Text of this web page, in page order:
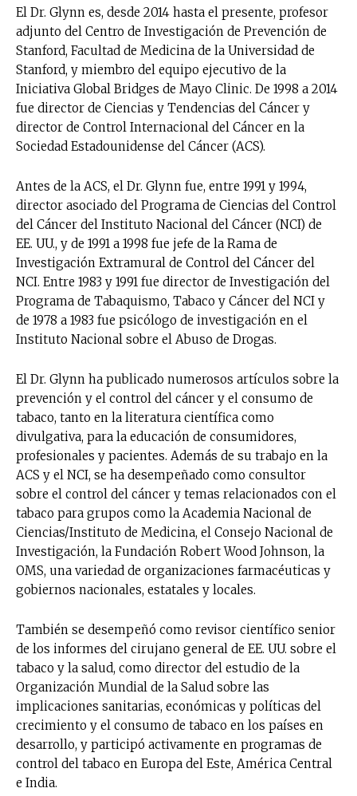
El Dr. Glynn es, desde 2014 hasta el presente, profesor
adjunto del Centro de Investigación de Prevención de
Stanford, Facultad de Medicina de la Universidad de
Stanford, y miembro del equipo ejecutivo de la
Iniciativa Global Bridges de Mayo Clinic. De 1998 a 2014
fue director de Ciencias y Tendencias del Cáncer y
director de Control Internacional del Cáncer en la
Sociedad Estadounidense del Cáncer (ACS).
Antes de la ACS, el Dr. Glynn fue, entre 1991 y 1994,
director asociado del Programa de Ciencias del Control
del Cáncer del Instituto Nacional del Cáncer (NCI) de
EE. UU., y de 1991 a 1998 fue jefe de la Rama de
Investigación Extramural de Control del Cáncer del
NCI. Entre 1983 y 1991 fue director de Investigación del
Programa de Tabaquismo, Tabaco y Cáncer del NCI y
de 1978 a 1983 fue psicólogo de investigación en el
Instituto Nacional sobre el Abuso de Drogas.
El Dr. Glynn ha publicado numerosos artículos sobre la
prevención y el control del cáncer y el consumo de
tabaco, tanto en la literatura científica como
divulgativa, para la educación de consumidores,
profesionales y pacientes. Además de su trabajo en la
ACS y el NCI, se ha desempeñado como consultor
sobre el control del cáncer y temas relacionados con el
tabaco para grupos como la Academia Nacional de
Ciencias/Instituto de Medicina, el Consejo Nacional de
Investigación, la Fundación Robert Wood Johnson, la
OMS, una variedad de organizaciones farmacéuticas y
gobiernos nacionales, estatales y locales.
También se desempeñó como revisor científico senior
de los informes del cirujano general de EE. UU. sobre el
tabaco y la salud, como director del estudio de la
Organización Mundial de la Salud sobre las
implicaciones sanitarias, económicas y políticas del
crecimiento y el consumo de tabaco en los países en
desarrollo, y participó activamente en programas de
control del tabaco en Europa del Este, América Central
e India.